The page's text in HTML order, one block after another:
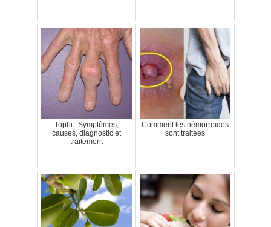
Tophi : Symptômes,
causes, diagnostic et
traitement
Comment les hémorroïdes
sont traitées